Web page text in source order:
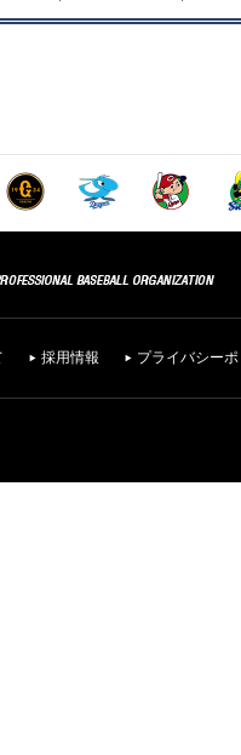
採用情報 プライバシー